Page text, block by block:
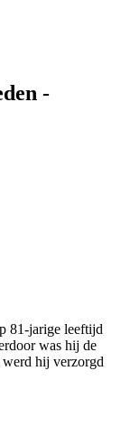
-
81-jarige leeftijd
was hij de
werd hij verzorgd